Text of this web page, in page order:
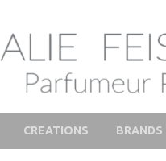
–
Sur Mesure – Nez – Nose –
CREATIONS BRANDS